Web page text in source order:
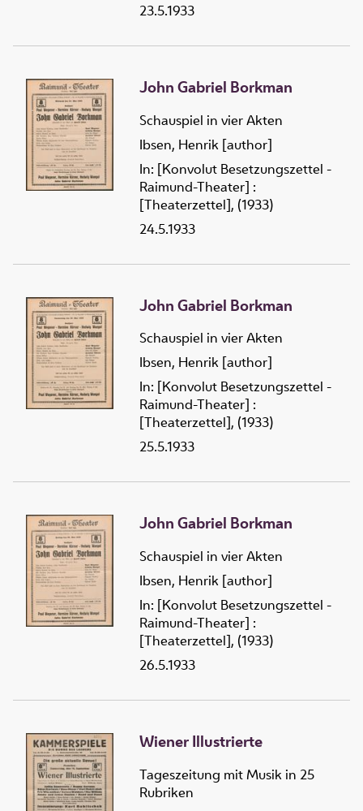
23.5.1933
John Gabriel Borkman
Schauspiel in vier Akten
Ibsen, Henrik [author]
In: [Konvolut Besetzungszettel -
Raimund-Theater] :
[Theaterzettel], (1933)
24.5.1933
John Gabriel Borkman
Schauspiel in vier Akten
Ibsen, Henrik [author]
In: [Konvolut Besetzungszettel -
Raimund-Theater] :
[Theaterzettel], (1933)
25.5.1933
John Gabriel Borkman
Schauspiel in vier Akten
Ibsen, Henrik [author]
In: [Konvolut Besetzungszettel -
Raimund-Theater] :
[Theaterzettel], (1933)
26.5.1933
Wiener Illustrierte
Tageszeitung mit Musik in 25
Rubriken